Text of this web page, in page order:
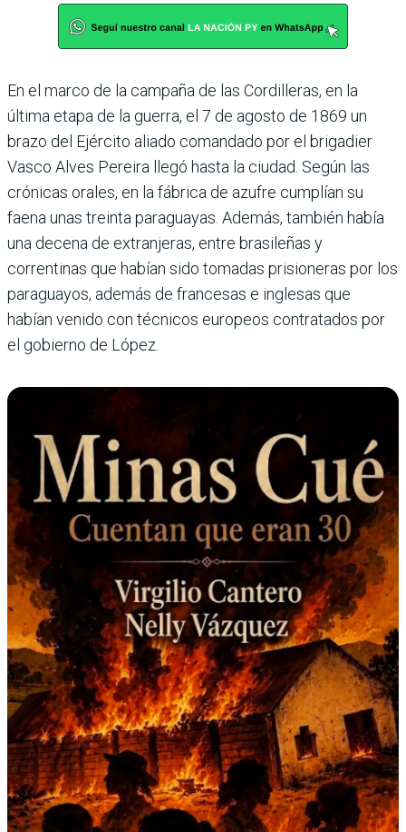
En el marco de la campaña de las Cordilleras, en la
última etapa de la guerra, el 7 de agosto de 1869 un
brazo del Ejército aliado comandado por el brigadier
Vasco Alves Pereira llegó hasta la ciudad. Según las
crónicas orales, en la fábrica de azufre cumplían su
faena unas treinta paraguayas. Además, también había
una decena de extranjeras, entre brasileñas y
correntinas que habían sido tomadas prisioneras por los
paraguayos, además de francesas e inglesas que
habían venido con técnicos europeos contratados por
el gobierno de López.